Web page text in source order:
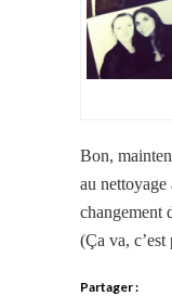
Bon,
au nettoyage
changement
(Ça va,
Partager :